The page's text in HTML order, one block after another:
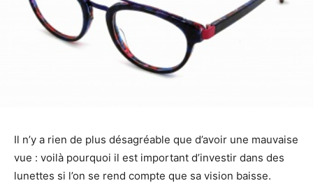
Il n’y a rien de plus désagréable que d’avoir une mauvaise
vue : voilà pourquoi il est important d’investir dans des
lunettes si l’on se rend compte que sa vision baisse.